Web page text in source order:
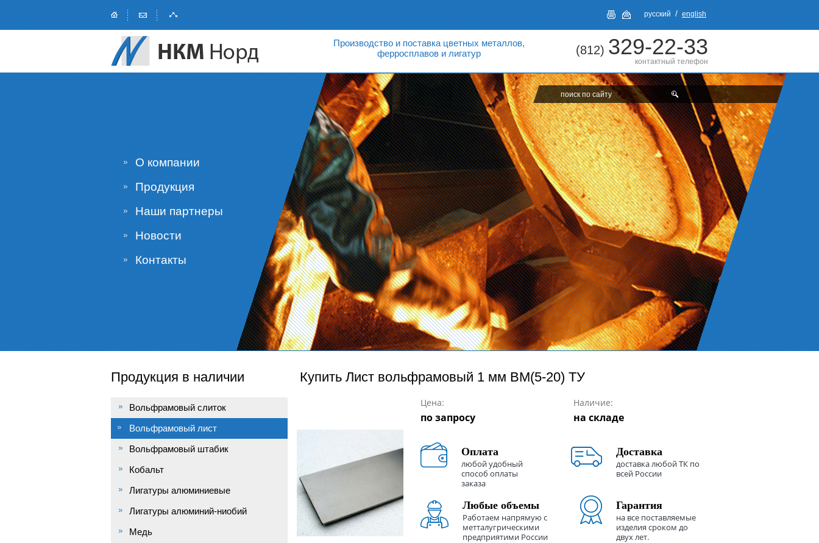
русский / english
(812) 329-22-33
контактный телефон
Производство и поставка цветных металлов,
ферросплавов и лигатур
О компании
Продукция
Наши партнеры
Новости
Контакты
Купить Лист вольфрамовый 1 мм ВМ(5-20) ТУ
Цена:
по запросу
Наличие:
на складе
Оплата
любой удобный
способ оплаты
заказа
Доставка
доставка любой ТК по
всей России
Любые объемы
Работаем напрямую с
метталугрическими
предприятими России
Гарантия
на все поставляемые
изделия сроком до
двух лет.
Продукция в наличии
Вольфрамовый слиток
Вольфрамовый лист
Вольфрамовый штабик
Кобальт
Лигатуры алюминиевые
Лигатуры алюминий-ниобий
Медь